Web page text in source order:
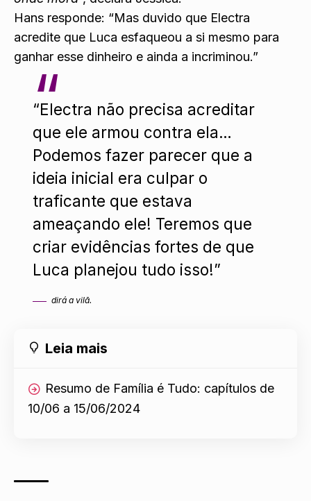
Hans responde: “Mas duvido que Electra
acredite que Luca esfaqueou a si mesmo para
ganhar esse dinheiro e ainda a incriminou.”
“Electra não precisa acreditar
que ele armou contra ela…
Podemos fazer parecer que a
ideia inicial era culpar o
traficante que estava
ameaçando ele! Teremos que
criar evidências fortes de que
Luca planejou tudo isso!”
dirá a vilã.
Leia mais
Resumo de Família é Tudo: capítulos de
10/06 a 15/06/2024